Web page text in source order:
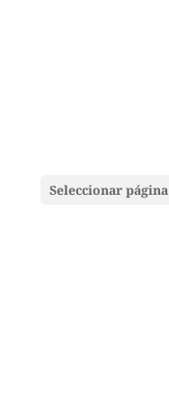
Seleccionar página